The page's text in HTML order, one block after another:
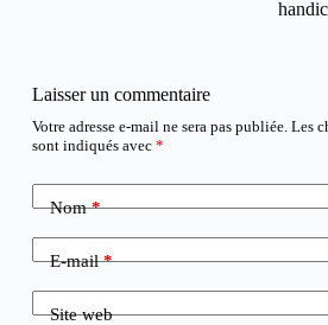
Laisser un commentaire
Votre adresse e-mail ne sera pas publiée. Les
sont indiqués avec *
Nom*
E-mail*
Site web